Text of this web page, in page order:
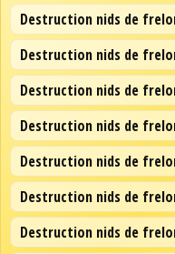
Destruction nids de
Destruction nids de
Destruction nids de
Destruction nids de
Destruction nids de
Destruction nids de
Destruction nids de